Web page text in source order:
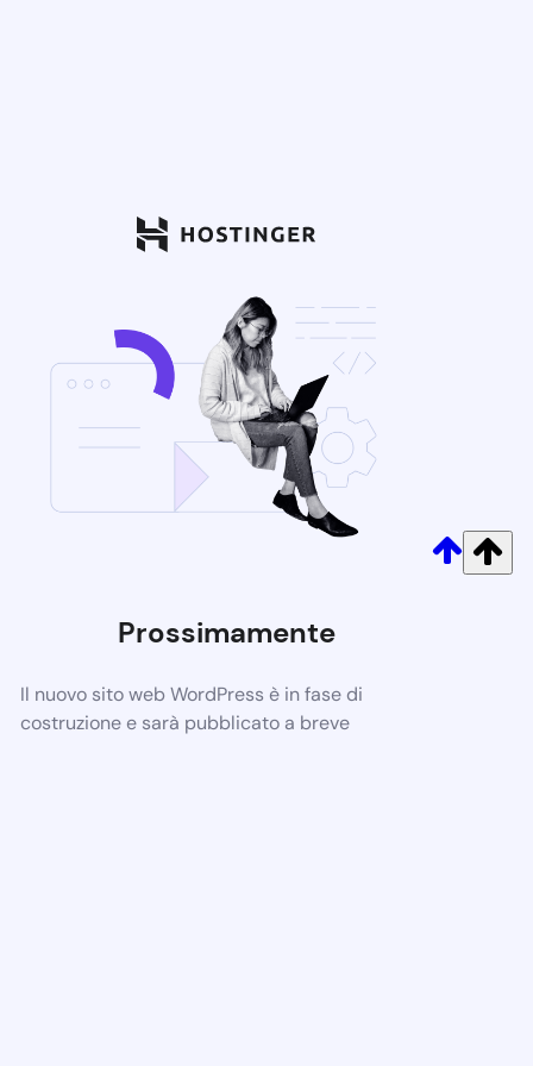
Prossimamente
Il nuovo sito web WordPress è in fase di
costruzione e sarà pubblicato a breve